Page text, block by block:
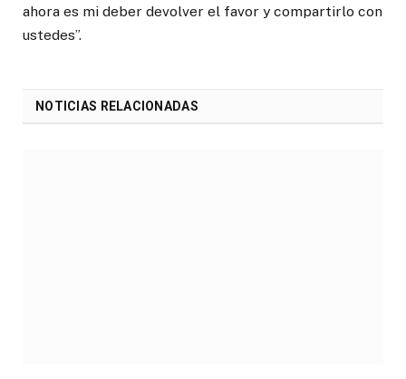
ahora es mi deber devolver el favor y compartirlo con
ustedes”.
NOTICIAS RELACIONADAS